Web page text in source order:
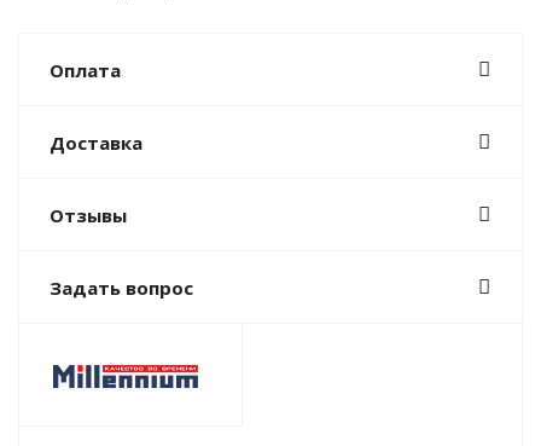
Оплата
Доставка
Отзывы
Задать вопрос